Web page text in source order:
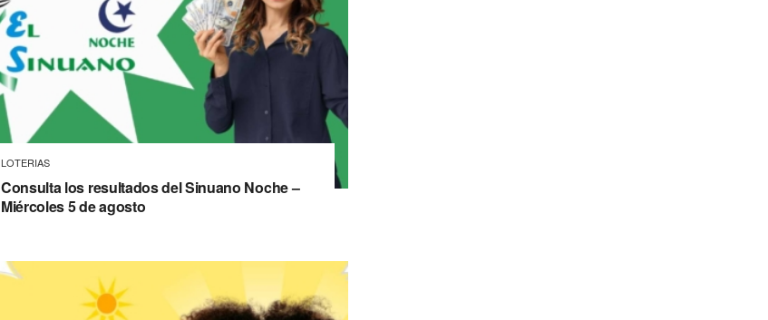
LOTERIAS
Consulta los resultados del Sinuano Noche –
Miércoles 5 de agosto